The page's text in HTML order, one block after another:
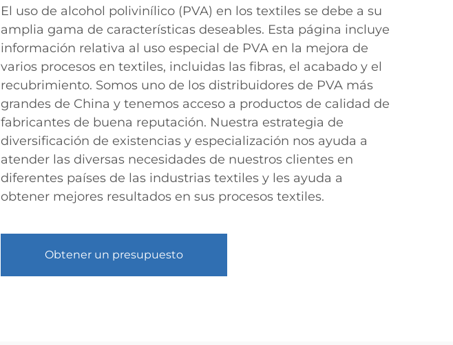
El uso de alcohol polivinílico (PVA) en los textiles se debe a su
amplia gama de características deseables. Esta página incluye
información relativa al uso especial de PVA en la mejora de
varios procesos en textiles, incluidas las fibras, el acabado y el
recubrimiento. Somos uno de los distribuidores de PVA más
grandes de China y tenemos acceso a productos de calidad de
fabricantes de buena reputación. Nuestra estrategia de
diversificación de existencias y especialización nos ayuda a
atender las diversas necesidades de nuestros clientes en
diferentes países de las industrias textiles y les ayuda a
obtener mejores resultados en sus procesos textiles.
Obtener un presupuesto